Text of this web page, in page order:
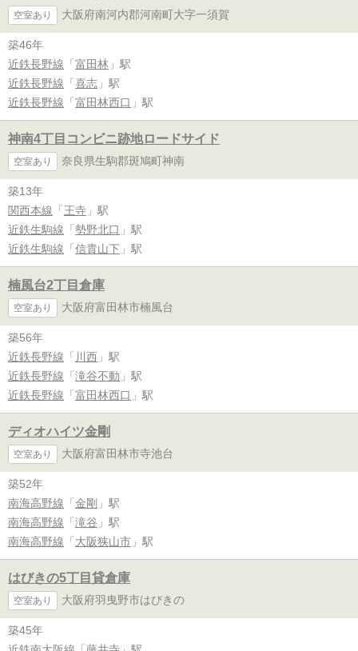
空室あり 大阪府南河内郡河南町大字一須賀
築46年
近鉄長野線 「 富田林 」駅
近鉄長野線 「 喜志 」駅
近鉄長野線 「 富田林西口 」駅
神南4丁目コンビニ跡地ロードサイド
空室あり 奈良県生駒郡斑鳩町神南
築13年
関西本線 「 王寺 」駅
近鉄生駒線 「 勢野北口 」駅
近鉄生駒線 「 信貴山下 」駅
楠風台2丁目倉庫
空室あり 大阪府富田林市楠風台
築56年
近鉄長野線 「 川西 」駅
近鉄長野線 「 滝谷不動 」駅
近鉄長野線 「 富田林西口 」駅
ディオハイツ金剛
空室あり 大阪府富田林市寺池台
築52年
南海高野線 「 金剛 」駅
南海高野線 「 滝谷 」駅
南海高野線 「 大阪狭山市 」駅
はびきの5丁目貸倉庫
空室あり 大阪府羽曳野市はびきの
築45年